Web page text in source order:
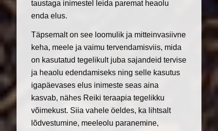
taustaga inimestel leida paremat heaolu
enda elus.
Täpsemalt on see loomulik ja mitteinvasiivne
keha, meele ja vaimu tervendamisviis, mida
on kasutatud tegelikult juba sajandeid tervise
ja heaolu edendamiseks ning selle kasutus
igapäevases elus inimeste seas aina
kasvab, nähes Reiki teraapia tegelikku
võimekust. Siia vahele öeldes, ka lihtsalt
lõdvestumine, meeleolu paranemine,